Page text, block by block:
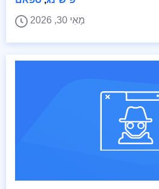
מַאִי 30, 2026